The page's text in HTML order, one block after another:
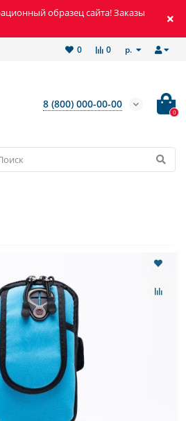
образец сайта! Заказы
р.
0
0
8 (800) 000-00-00
0